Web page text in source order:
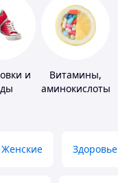
и
Витамины,
аминокислоты
Женские Здоровье